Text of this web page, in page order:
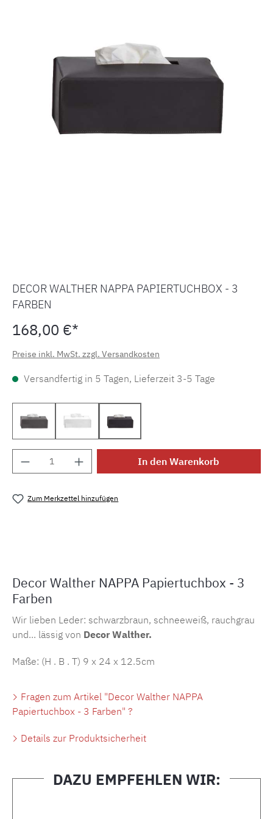
DECOR WALTHER NAPPA PAPIERTUCHBOX - 3
FARBEN
168,00 €*
Preise inkl. MwSt. zzgl. Versandkosten
Versandfertig in 5 Tagen, Lieferzeit 3-5 Tage
Rauchgrau 0938093Schneeweiß 0938050Schwarzbraun 0938090
Produkt Anzahl: Gib den gewünschten
In den Warenkorb
Zum Merkzettel hinzufügen
Decor Walther NAPPA Papiertuchbox - 3
Farben
Wir lieben Leder: schwarzbraun, schneeweiß, rauchgrau
und... lässig von Decor Walther.
Maße: (H . B . T) 9 x 24 x 12.5cm
Fragen zum Artikel "Decor Walther NAPPA
Papiertuchbox - 3 Farben" ?
Details zur Produktsicherheit
DAZU EMPFEHLEN WIR: